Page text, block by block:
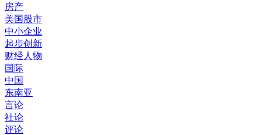
房产
美国股市
中小企业
起步创新
财经人物
国际
中国
东南亚
言论
社论
评论